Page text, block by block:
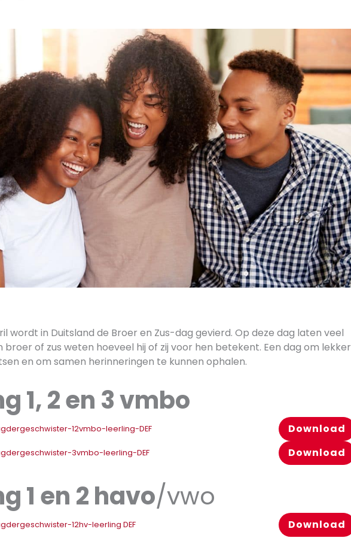
wordt in Duitsland de Broer en Zus-dag gevierd. Op deze dag laten veel
broer of zus weten hoeveel hij of zij voor hen betekent. Een dag om lekker
en om samen herinneringen te kunnen ophalen.
1, 2 en 3 vmbo
12vmbo-leerling-DEF Download
3vmbo-leerling-DEF Download
1 en 2 havo/vwo
12hv-leerling DEF Download